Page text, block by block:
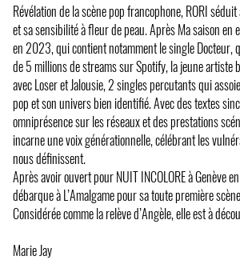
Révélation de la scène pop francophone, RORI
et sa sensibilité à fleur de peau. Après Ma saison en
en 2023, qui contient notamment le single Docteur,
de 5 millions de streams sur Spotify, la jeune
avec Loser et Jalousie, 2 singles percutants qui
pop et son univers bien identifié. Avec des textes
omniprésence sur les réseaux et des prestations
incarne une voix générationnelle, célébrant les
nous définissent.
Après avoir ouvert pour NUIT INCOLORE à Genève
débarque à L’Amalgame pour sa toute première
Considérée comme la relève d’Angèle, elle est à
Marie Jay